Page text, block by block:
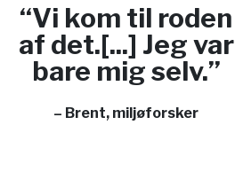
“Vi kom til roden
af det.[...] Jeg var
bare mig selv.”
– Brent, miljøforsker